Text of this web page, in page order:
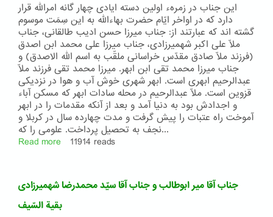
این جناب در زمرهء اولین دسته ایادی چهار گانه امرالله قرار
دارد که در اواخر ایّام حضرت بهاءالله به این سِمَت موسوم
گشته اند که عبارتند از: جناب میرزا حسن ادیب طالقانی، جناب
ملّا علی اکبر شهمیرزادی، جناب میرزا علی محمد ابن اصدق
(فرزند ملّا صادق مقدّس خراسانی ملقّب به اسم الله الاصدق) و
جناب میرزا محمد تقی ابن ابهر. میرزا محمد تقی فرزند ملّا
عبدالرحیم ابهری است. ابهر شهری خوش آب و هوا در نزدیکی
قزوین است. ملّا عبدالرحیم در محله سادات ابهر که مسکن آباء
و اجدادش بود به دنیا آمد و بعد از آنکه مقدمات را در ابهر
آموخت راه عتبات را پیش گرفت و مدت چهارده سال در کربلا و
نجف به تحصیل پرداخت. علومی را که...
Read more about
میرزا
محمد
تقی
11914 reads
جناب آقا میر ابوطالب و جناب آقا سیّد محمدرضا شهمیرزادی
بقیة السّیف